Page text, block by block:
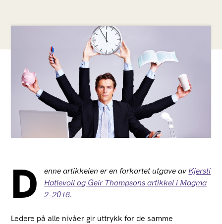
D enne artikkelen er en forkortet utgave avKjersti
Hatlevoll og Geir Thompsons artikkel i Magma
2-2018.
Ledere på alle nivåer gir uttrykk for de samme